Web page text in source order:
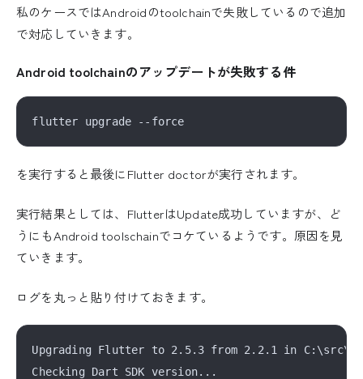
私のケースではAndroidのtoolchainで失敗しているので追加
で対応していきます。
Android toolchainのアップデートが失敗する件
を実行すると最後にFlutter doctorが実行されます。
実行結果としては、FlutterはUpdate成功していますが、ど
うにもAndroid toolschainでコケているようです。原因を見
ていきます。
ログを丸っと貼り付けておきます。
Upgrading Flutter to 2.5.3 from 2.2.1 in
Checking Dart SDK version...